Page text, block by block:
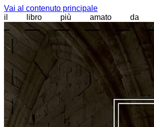
Vai al contenuto principale
il libro più amato da